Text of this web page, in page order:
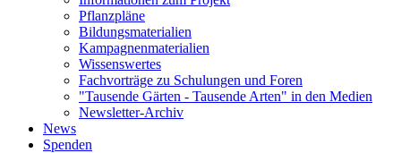
Pflanzpläne
Bildungsmaterialien
Kampagnenmaterialien
Wissenswertes
Fachvorträge zu Schulungen und Foren
"Tausende Gärten - Tausende Arten" in den Medien
Newsletter-Archiv
News
Spenden